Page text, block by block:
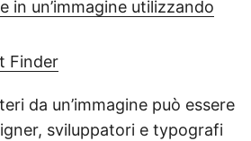
in un’immagine utilizzando
Finder
da un’immagine può essere
sviluppatori e typografi